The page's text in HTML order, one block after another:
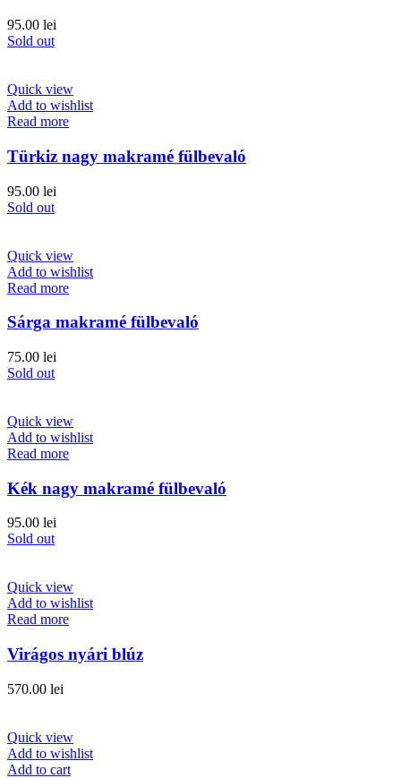
95.00 lei
Sold out
Quick view
Add to wishlist
Read more
Türkiz nagy makramé fülbevaló
95.00 lei
Sold out
Quick view
Add to wishlist
Read more
Sárga makramé fülbevaló
75.00 lei
Sold out
Quick view
Add to wishlist
Read more
Kék nagy makramé fülbevaló
95.00 lei
Sold out
Quick view
Add to wishlist
Read more
Virágos nyári blúz
570.00 lei
Quick view
Add to wishlist
Add to cart